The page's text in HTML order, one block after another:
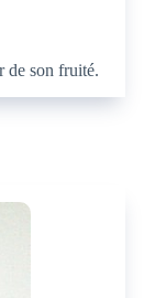
de son fruité.